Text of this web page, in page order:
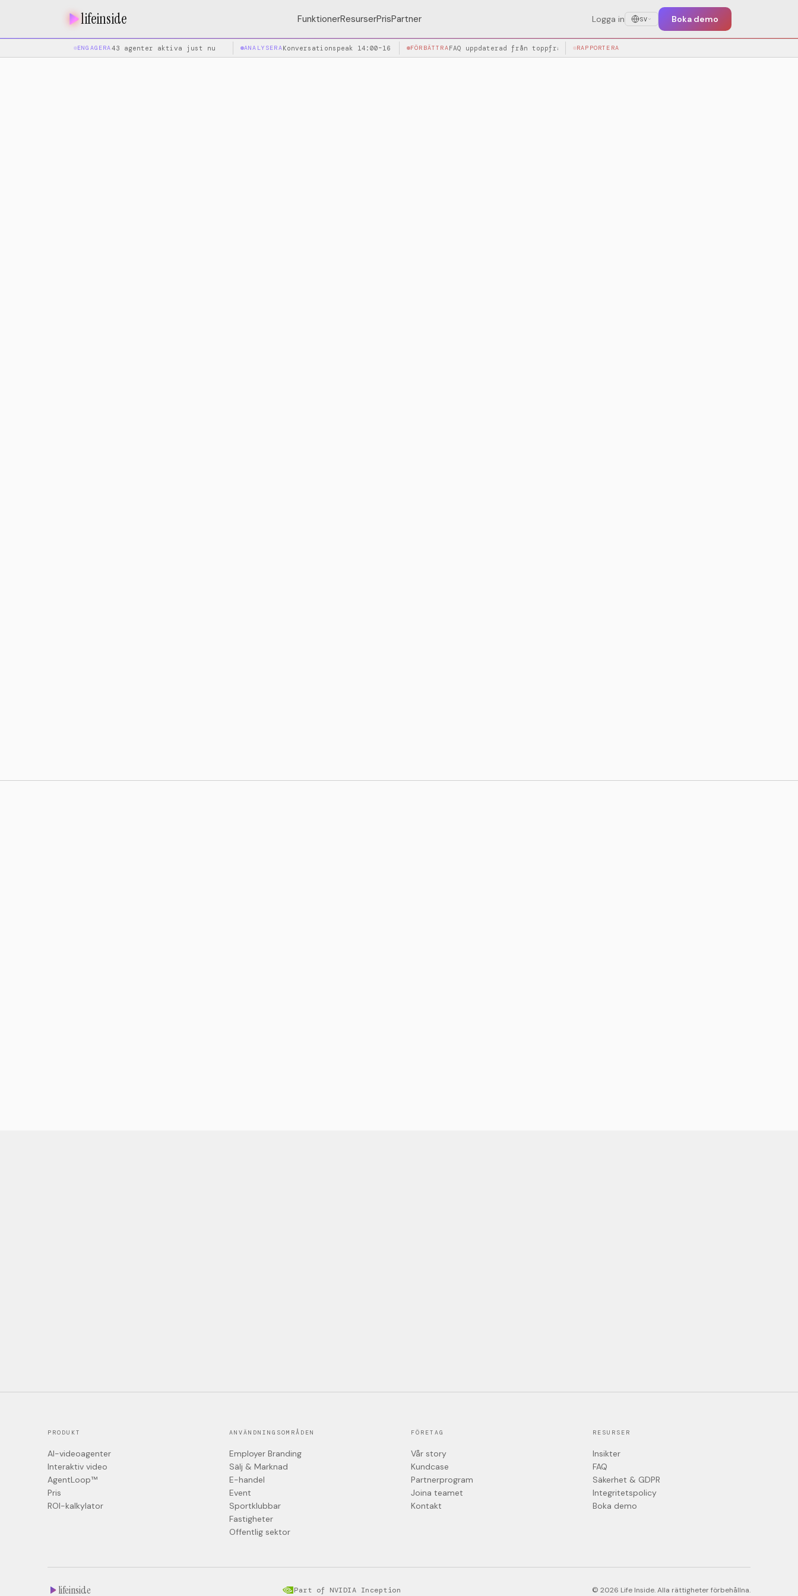
lifeinside FunktionerResurserPrisPartner Logga in SV Boka demo
ENGAGERA43 agenter aktiva just nu ANALYSERAKonversationspeak 14:00–16:00 FÖRBÄTTRAFAQ uppdaterad från toppfrågor RAPPORTERA
PRODUKT
AI-videoagenter
Interaktiv video
AgentLoop™
Pris
ROI-kalkylator
ANVÄNDNINGSOMRÅDEN
Employer Branding
Sälj & Marknad
E-handel
Event
Sportklubbar
Fastigheter
Offentlig sektor
FÖRETAG
Vår story
Kundcase
Partnerprogram
Joina teamet
Kontakt
RESURSER
Insikter
FAQ
Säkerhet & GDPR
Integritetspolicy
Boka demo
lifeinside Part of NVIDIA Inception © 2026 Life Inside. Alla rättigheter förbehållna.